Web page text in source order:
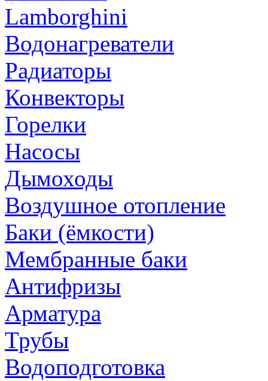
Lamborghini
Водонагреватели
Радиаторы
Конвекторы
Горелки
Насосы
Дымоходы
Воздушное отопление
Баки (ёмкости)
Мембранные баки
Антифризы
Арматура
Трубы
Водоподготовка